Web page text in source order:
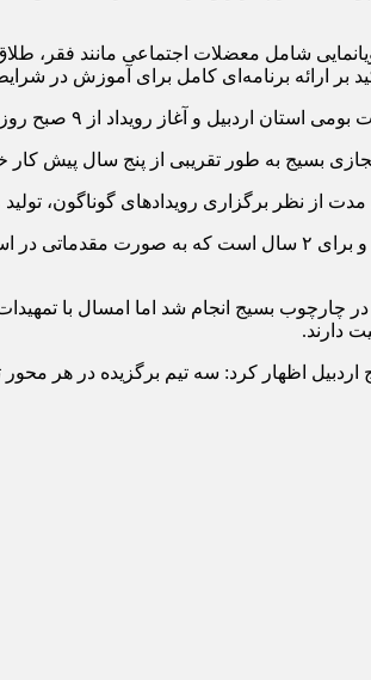
شامل معضلات اجتماعی مانند فقر،
بر ارائه برنامه‌ای کامل برای آموزش در
۹ صبح روز گذشته بود و ۹ صبح روز جمعه نیز به پایان می‌رسد.
بسیج به طور تقریبی از پنج سال پیش
از نظر برگزاری رویدادهای گوناگون،
وی بیان کرد: این رویداد از سال پیش در سطح ملی و
دارند.
اردبیل اظهار کرد: سه تیم برگزیده در هر